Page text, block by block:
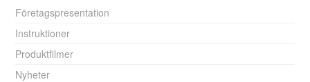
Företagspresentation
Instruktioner
Produktfilmer
Nyheter